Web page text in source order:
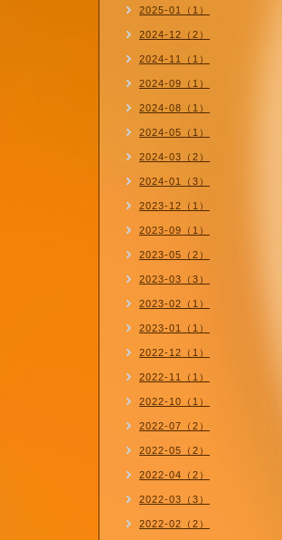
2025-01（1）
2024-12（2）
2024-11（1）
2024-09（1）
2024-08（1）
2024-05（1）
2024-03（2）
2024-01（3）
2023-12（1）
2023-09（1）
2023-05（2）
2023-03（3）
2023-02（1）
2023-01（1）
2022-12（1）
2022-11（1）
2022-10（1）
2022-07（2）
2022-05（2）
2022-04（2）
2022-03（3）
2022-02（2）